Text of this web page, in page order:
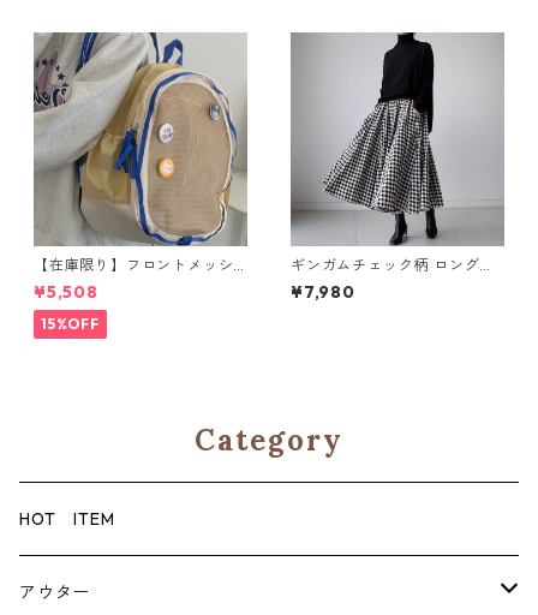
【在庫限り】フロントメッシ
ュ バックパック M 2col 11170
¥5,508
15%OFF
ギンガムチェック柄 ロングス
カート M 250370
¥7,980
Category
HOT ITEM
アウター